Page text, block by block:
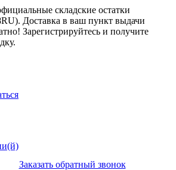
складские остатки
Доставка в ваш пункт выдачи
Зарегистрируйтесь и получите
Заказать обратный звонок